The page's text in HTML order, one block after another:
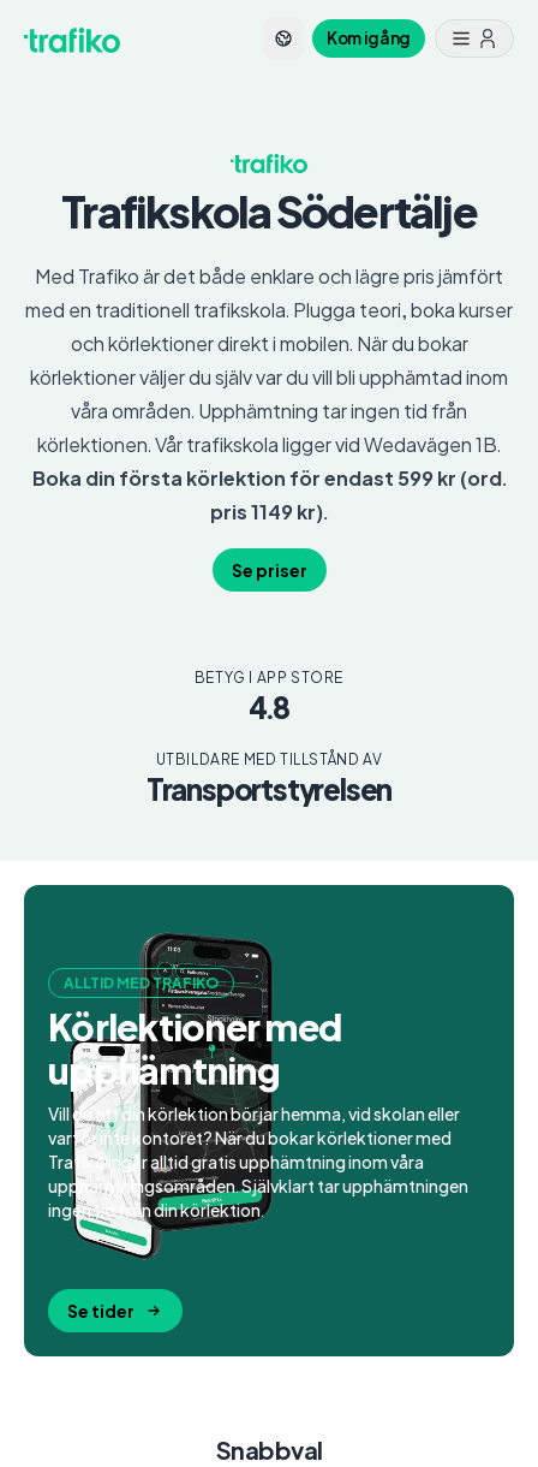
Kom igång
TrafikskolaSödertälje
Med Trafiko är det både enklare och lägre pris jämfört
med en traditionell trafikskola. Plugga teori, boka kurser
och körlektioner direkt i mobilen. När du bokar
körlektioner väljer du själv var du vill bli upphämtad inom
våra områden. Upphämtning tar ingen tid från
körlektionen. Vår trafikskola ligger vid Wedavägen 1B.
Boka din första körlektion för endast 599 kr (ord.
pris 1149 kr).
Se priser
BETYG I APP STORE
4.8
UTBILDARE MED TILLSTÅND AV
Transportstyrelsen
ALLTID MED TRAFIKO
Körlektioner med
upphämtning
Vill du att din körlektion börjar hemma, vid skolan eller
varför inte kontoret? När du bokar körlektioner med
Trafiko ingår alltid gratis upphämtning inom våra
upphämtningsområden. Självklart tar upphämtningen
ingen tid från din körlektion.
Se tider
Snabbval